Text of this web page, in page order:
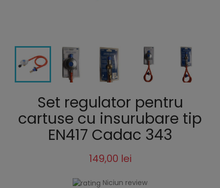
Set regulator pentru
cartuse cu insurubare tip
EN417 Cadac 343
149,00 lei
Niciun review